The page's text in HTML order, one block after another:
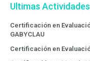
Ultimas Actividades
Certificación en
GABYCLAU
Certificación en